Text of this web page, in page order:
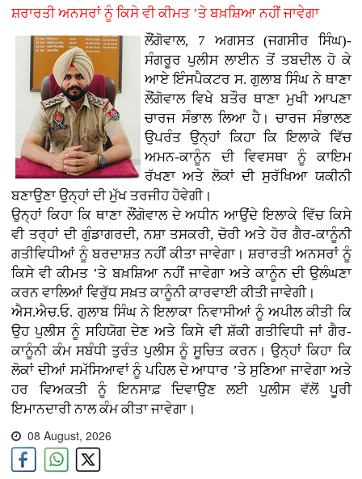
ਸ਼ਰਾਰਤੀ ਅਨਸਰਾਂ ਨੂੰ ਕਿਸੇ ਵੀ ਕੀਮਤ ’ਤੇ ਬਖ਼ਸ਼ਿਆ ਨਹੀਂ ਜਾਵੇਗਾ
ਲੌਂਗੋਵਾਲ, 7 ਅਗਸਤ (ਜਗਸੀਰ ਸਿੰਘ)-
ਸੰਗਰੂਰ ਪੁਲੀਸ ਲਾਈਨ ਤੋਂ ਤਬਦੀਲ ਹੋ ਕੇ
ਆਏ ਇੰਸਪੈਕਟਰ ਸ. ਗੁਲਾਬ ਸਿੰਘ ਨੇ ਥਾਣਾ
ਲੌਂਗੋਵਾਲ ਵਿਖੇ ਬਤੌਰ ਥਾਣਾ ਮੁਖੀ ਆਪਣਾ
ਚਾਰਜ ਸੰਭਾਲ ਲਿਆ ਹੈ। ਚਾਰਜ ਸੰਭਾਲਣ
ਉਪਰੰਤ ਉਨ੍ਹਾਂ ਕਿਹਾ ਕਿ ਇਲਾਕੇ ਵਿੱਚ
ਅਮਨ-ਕਾਨੂੰਨ ਦੀ ਵਿਵਸਥਾ ਨੂੰ ਕਾਇਮ
ਰੱਖਣਾ ਅਤੇ ਲੋਕਾਂ ਦੀ ਸੁਰੱਖਿਆ ਯਕੀਨੀ
ਬਣਾਉਣਾ ਉਨ੍ਹਾਂ ਦੀ ਮੁੱਖ ਤਰਜੀਹ ਹੋਵੇਗੀ।
ਉਨ੍ਹਾਂ ਕਿਹਾ ਕਿ ਥਾਣਾ ਲੌਂਗੋਵਾਲ ਦੇ ਅਧੀਨ ਆਉਂਦੇ ਇਲਾਕੇ ਵਿੱਚ ਕਿਸੇ
ਵੀ ਤਰ੍ਹਾਂ ਦੀ ਗੁੰਡਾਗਰਦੀ, ਨਸ਼ਾ ਤਸਕਰੀ, ਚੋਰੀ ਅਤੇ ਹੋਰ ਗੈਰ-ਕਾਨੂੰਨੀ
ਗਤੀਵਿਧੀਆਂ ਨੂੰ ਬਰਦਾਸ਼ਤ ਨਹੀਂ ਕੀਤਾ ਜਾਵੇਗਾ। ਸ਼ਰਾਰਤੀ ਅਨਸਰਾਂ ਨੂੰ
ਕਿਸੇ ਵੀ ਕੀਮਤ ’ਤੇ ਬਖ਼ਸ਼ਿਆ ਨਹੀਂ ਜਾਵੇਗਾ ਅਤੇ ਕਾਨੂੰਨ ਦੀ ਉਲੰਘਣਾ
ਕਰਨ ਵਾਲਿਆਂ ਵਿਰੁੱਧ ਸਖ਼ਤ ਕਾਨੂੰਨੀ ਕਾਰਵਾਈ ਕੀਤੀ ਜਾਵੇਗੀ।
ਐਸ.ਐਚ.ਓ. ਗੁਲਾਬ ਸਿੰਘ ਨੇ ਇਲਾਕਾ ਨਿਵਾਸੀਆਂ ਨੂੰ ਅਪੀਲ ਕੀਤੀ ਕਿ
ਉਹ ਪੁਲੀਸ ਨੂੰ ਸਹਿਯੋਗ ਦੇਣ ਅਤੇ ਕਿਸੇ ਵੀ ਸ਼ੱਕੀ ਗਤੀਵਿਧੀ ਜਾਂ ਗੈਰ-
ਕਾਨੂੰਨੀ ਕੰਮ ਸਬੰਧੀ ਤੁਰੰਤ ਪੁਲੀਸ ਨੂੰ ਸੂਚਿਤ ਕਰਨ। ਉਨ੍ਹਾਂ ਕਿਹਾ ਕਿ
ਲੋਕਾਂ ਦੀਆਂ ਸਮੱਸਿਆਵਾਂ ਨੂੰ ਪਹਿਲ ਦੇ ਆਧਾਰ ’ਤੇ ਸੁਣਿਆ ਜਾਵੇਗਾ ਅਤੇ
ਹਰ ਵਿਅਕਤੀ ਨੂੰ ਇਨਸਾਫ਼ ਦਿਵਾਉਣ ਲਈ ਪੁਲੀਸ ਵੱਲੋਂ ਪੂਰੀ
ਇਮਾਨਦਾਰੀ ਨਾਲ ਕੰਮ ਕੀਤਾ ਜਾਵੇਗਾ।
08 August, 2026